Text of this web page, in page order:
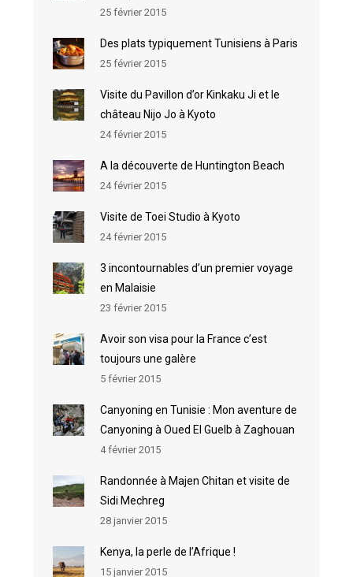
25 février 2015
Des plats typiquement Tunisiens à Paris
25 février 2015
Visite du Pavillon d’or Kinkaku Ji et le
château Nijo Jo à Kyoto
24 février 2015
A la découverte de Huntington Beach
24 février 2015
Visite de Toei Studio à Kyoto
24 février 2015
3 incontournables d’un premier voyage
en Malaisie
23 février 2015
Avoir son visa pour la France c’est
toujours une galère
5 février 2015
Canyoning en Tunisie : Mon aventure de
Canyoning à Oued El Guelb à Zaghouan
4 février 2015
Randonnée à Majen Chitan et visite de
Sidi Mechreg
28 janvier 2015
Kenya, la perle de l’Afrique !
15 janvier 2015